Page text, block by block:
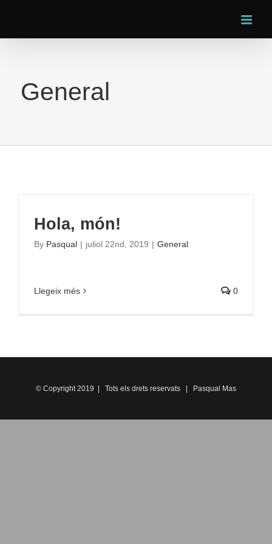
General
Hola, món!
By Pasqual | juliol 22nd, 2019 | General
Llegeix més 0
© Copyright 2019 | Tots els drets reservats | Pasqual Mas